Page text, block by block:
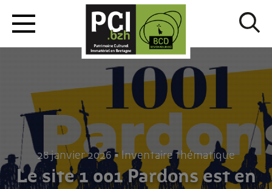
28 janvier 2026 • Inventaire thématique
Le site 1 001 Pardons est en